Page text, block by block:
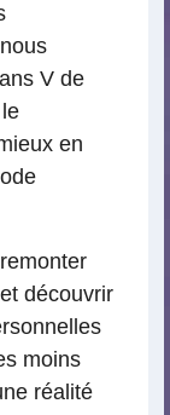
nous
V de
en
découvrir
moins
réalité